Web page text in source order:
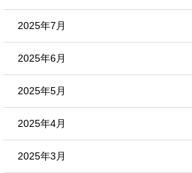
2025年7月
2025年6月
2025年5月
2025年4月
2025年3月